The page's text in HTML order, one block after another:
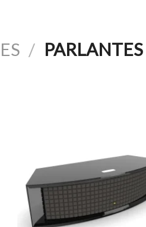
/